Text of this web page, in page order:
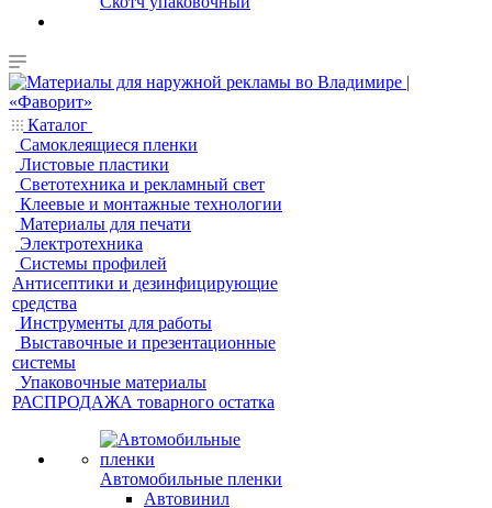
Каталог
Самоклеящиеся пленки
Листовые пластики
Светотехника и рекламный свет
Клеевые и монтажные технологии
Материалы для печати
Электротехника
Системы профилей
Антисептики и дезинфицирующие
средства
Инструменты для работы
Выставочные и презентационные
системы
Упаковочные материалы
РАСПРОДАЖА товарного остатка
Автомобильные пленки
Автовинил